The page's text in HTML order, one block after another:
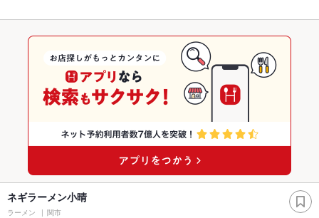
ネギラーメン小晴
ラーメン 関市